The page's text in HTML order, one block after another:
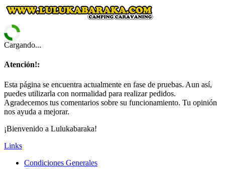
Cargando...
Atención!:
Esta página se encuentra actualmente en fase de pruebas. Aun así,
puedes utilizarla con normalidad para realizar pedidos.
Agradecemos tus comentarios sobre su funcionamiento. Tu opinión
nos ayuda a mejorar.
¡Bienvenido a Lulukabaraka!
Links
Condiciones Generales